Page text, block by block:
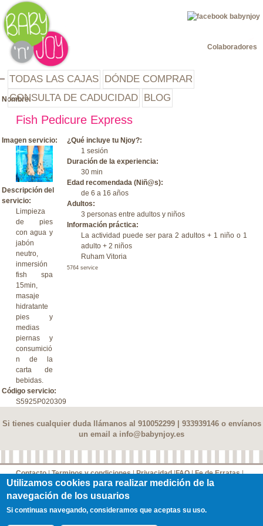
TODAS LAS CAJAS DÓNDE COMPRAR
CONSULTA DE CADUCIDAD BLOG
Colaboradores
Nombre:
Fish Pedicure Express
Imagen servicio:
Descripción del
servicio:
Limpieza
de pies
con agua y
jabón
neutro,
inmersión
fish spa
15min,
masaje
hidratante
pies y
medias
piernas y
consumició
n de la
carta de
bebidas.
¿Qué incluye tu Njoy?:
1 sesión
Duración de la experiencia:
30 min
Edad recomendada (Niñ@s):
de 6 a 16 años
Adultos:
3 personas entre adultos y niños
Información práctica:
La actividad puede ser para 2 adultos + 1 niño o 1
adulto + 2 niños
Ruham Vitoria
5764 service
Código servicio:
S5925P020309
Si tienes cualquier duda llámanos al 910052299 | 933939146 o envíanos
un email a info@babynjoy.es
Contacto|Terminos y condiciones|Privacidad|FAQ|Fe de Erratas|
Información Socios
© 2017 Njoy Family Services, SL Todos los derechos reservados
Utilizamos cookies para realizar medición de la
navegación de los usuarios
Si continuas navegando, consideramos que aceptas su uso.